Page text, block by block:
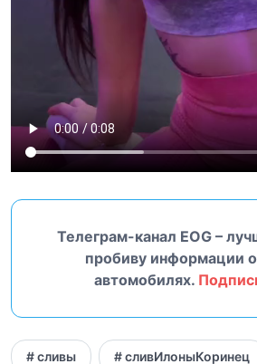
Телеграм-канал EOG –
пробиву информации
автомобилях.
# сливы # сливИлоныКоринец